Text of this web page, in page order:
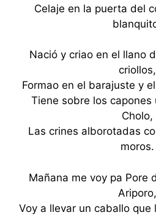
Celaje en la puerta del
Nació y criao en el llano
criollos,
Formao en el barajuste y
Tiene sobre los capones
Cholo,
Las crines alborotadas
moros.
Mañana me voy pa Pore
Ariporo,
Voy a llevar un caballo